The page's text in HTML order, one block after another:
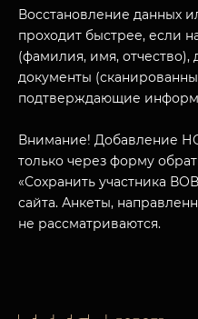
Восстановление данных
проходит быстрее, если
(фамилия, имя, отчество),
документы
подтверждающие
Внимание! Добавление
только через форму
«Сохранить участника
сайта. Анкеты,
не рассматриваются.